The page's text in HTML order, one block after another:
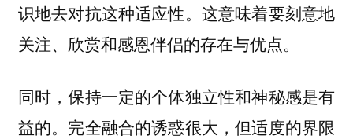
识地去对抗这种适应性。这意味着要刻意地
关注、欣赏和感恩伴侣的存在与优点。
同时，保持一定的个体独立性和神秘感是有
益的。完全融合的诱惑很大，但适度的界限